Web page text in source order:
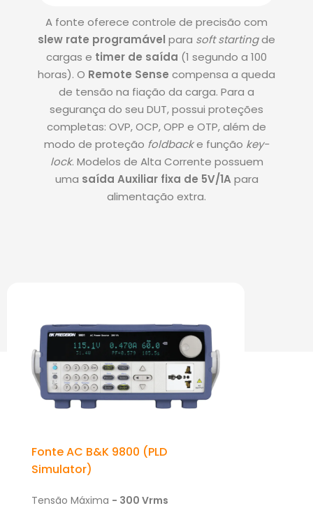
A fonte oferece controle de precisão com
slew rate programável para soft startingde
cargas e timer de saída (1 segundo a 100
horas). O Remote Sense compensa a queda
de tensão na fiação da carga. Para a
segurança do seu DUT, possui proteções
completas: OVP, OCP, OPP e OTP, além de
modo de proteção foldbacke função key-
lock. Modelos de Alta Corrente possuem
uma saída Auxiliar fixa de 5V/1A para
alimentação extra.
PRODUTOS DE DESTAQUE NA
CATEGORIA:
Fonte AC B&K 9800 (PLD
Simulator)
Tensão Máxima - 300 Vrms